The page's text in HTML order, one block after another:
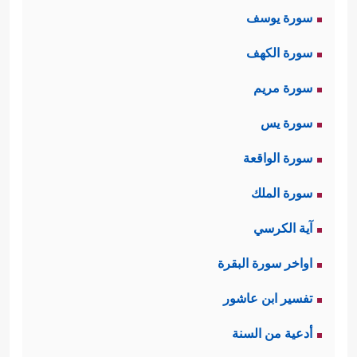
كثيرًا فصاروا أعوانًا لكم، وأتباعًا
لنزواتكم﴿ وَقَالَ أَوۡلِیَاۤؤُهُم مِّنَ ٱلۡإِنسِ رَبَّنَا ٱسۡتَمۡتَعَ
بَعۡضُنَا بِبَعۡضࣲ﴾
والمنفعة المتبادلة، وهي هنا منفعة آنيَّة؛
فمَرَدَة
حينما يتوسل بهم الإنس ويقدمون لهم
النُّسُك والقرابين، ومَرَدَة الإنس يُهيمِنُون
على ضِعاف النفوس ويسلبون منهم
أموالَهم بالدجَل والسحر والشعوذة.
ثانيًا: الغرور بما نالوه من ذلك الاستمتاع
سورة يوسف
سورة الكهف
سورة مريم
سورة يس
سورة الواقعة
سورة الملك
آية الكرسي
اواخر سورة البقرة
تفسير ابن عاشور
أدعية من السنة